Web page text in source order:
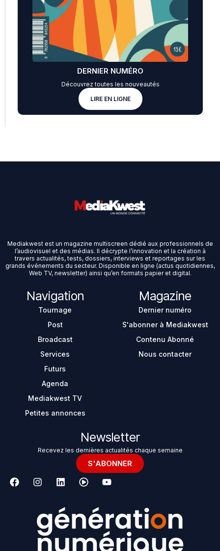
DERNIER NUMÉRO
Découvrez toutes les nouveautés
LIRE EN LIGNE
Mediakwest est un magazine multiscreen dédié aux professionnels de
l’audiovisuel et des médias. Il décrypte l’innovation et la création à
travers actualités, tests, dossiers, interviews et reportages sur les
grands événements du secteur. Disponible en ligne (actus quotidiennes,
Web TV, newsletter) ainsi qu’en formats papier et digital.
Navigation
Tournage
Post
Broadcast
Services
Futurs
Agenda
Mediakwest TV
Petites annonces
Magazine
Dernier numéro
S'abonner à Mediakwest
Contenu Abonné
Nous contacter
Newsletter
Recevez les dernières actualités chaque semaine
S'ABONNER